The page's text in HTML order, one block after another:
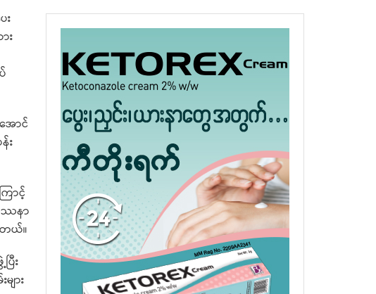
း
ောင်
း
ာင့်
ဿနာ
တယ်။
ြီး
ား